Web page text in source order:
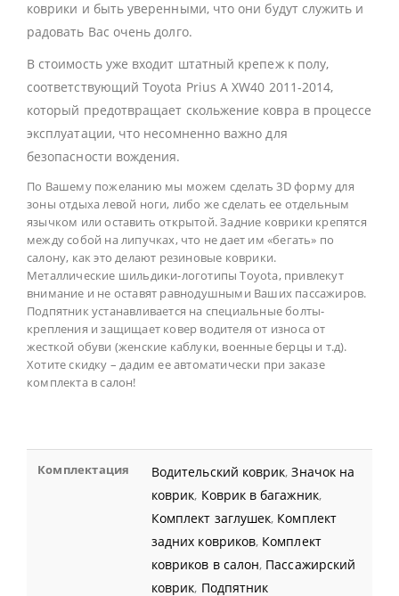
коврики и быть уверенными, что они будут служить и
радовать Вас очень долго.
В стоимость уже входит штатный крепеж к полу,
соответствующий Toyota Prius A XW40 2011-2014,
который предотвращает скольжение ковра в процессе
эксплуатации, что несомненно важно для
безопасности вождения.
По Вашему пожеланию мы можем сделать 3D форму для
зоны отдыха левой ноги, либо же сделать ее отдельным
язычком или оставить открытой. Задние коврики крепятся
между собой на липучках, что не дает им «бегать» по
салону, как это делают резиновые коврики.
Металлические шильдики-логотипы Toyota, привлекут
внимание и не оставят равнодушными Ваших пассажиров.
Подпятник устанавливается на специальные болты-
крепления и защищает ковер водителя от износа от
жесткой обуви (женские каблуки, военные берцы и т.д).
Хотите скидку – дадим ее автоматически при заказе
комплекта в салон!
Комплектация Водительский коврик,Значок на
коврик, Коврик в багажник,
Комплект заглушек, Комплект
задних ковриков, Комплект
ковриков в салон, Пассажирский
коврик, Подпятник